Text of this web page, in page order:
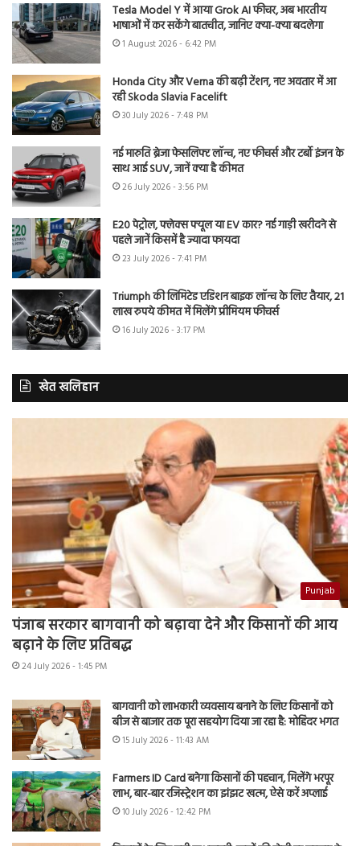
Tesla Model Y में आया Grok AI फीचर, अब भारतीय
भाषाओं में कर सकेंगे बातचीत, जानिए क्या-क्या बदलेगा
1 August 2026 - 6:42 PM
Honda City और Verna की बढ़ी टेंशन, नए अवतार में आ
रही Skoda Slavia Facelift
30 July 2026 - 7:48 PM
नई मारुति ब्रेजा फेसलिफ्ट लॉन्च, नए फीचर्स और टर्बो इंजन के
साथ आई SUV, जानें क्या है कीमत
26 July 2026 - 3:56 PM
E20 पेट्रोल, फ्लेक्स फ्यूल या EV कार? नई गाड़ी खरीदने से
पहले जानें किसमें है ज्यादा फायदा
23 July 2026 - 7:41 PM
Triumph की लिमिटेड एडिशन बाइक लॉन्च के लिए तैयार, 21
लाख रुपये कीमत में मिलेंगे प्रीमियम फीचर्स
16 July 2026 - 3:17 PM
खेत खलिहान
Punjab
पंजाब सरकार बागवानी को बढ़ावा देने और किसानों की आय
बढ़ाने के लिए प्रतिबद्ध
24 July 2026 - 1:45 PM
बागवानी को लाभकारी व्यवसाय बनाने के लिए किसानों को
बीज से बाजार तक पूरा सहयोग दिया जा रहा है: मोहिंदर भगत
15 July 2026 - 11:43 AM
Farmers ID Card बनेगा किसानों की पहचान, मिलेंगे भरपूर
लाभ, बार-बार रजिस्ट्रेशन का झंझट खत्म, ऐसे करें अप्लाई
10 July 2026 - 12:42 PM